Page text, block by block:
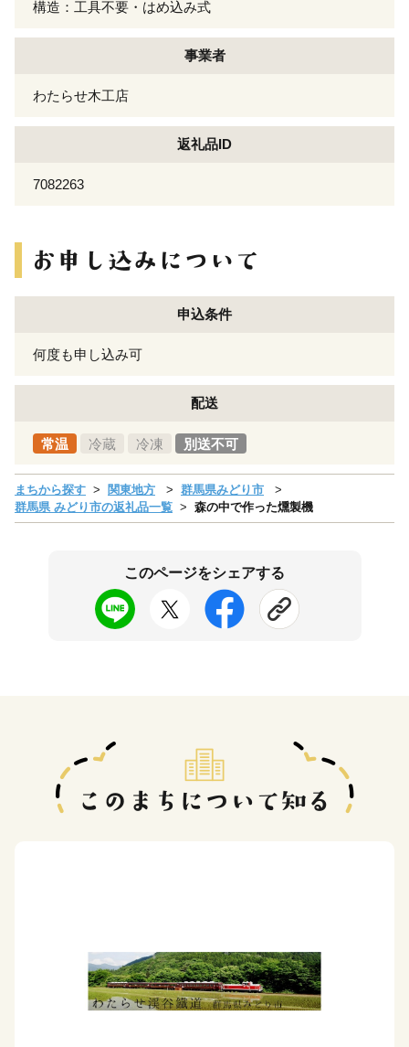
構造：工具不要・はめ込み式
事業者
わたらせ木工店
返礼品ID
7082263
申込条件
何度も申し込み可
配送
常温 冷蔵 冷凍 別送不可
まちから探す 関東地方
群馬県みどり市
群馬県 みどり市の返礼品一覧
森の中で作った燻製機
このページをシェアする